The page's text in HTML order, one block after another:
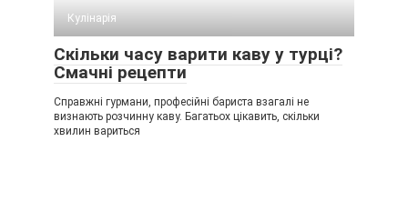
Кулінарія
Скільки часу варити каву у турці?
Смачні рецепти
Справжні гурмани, професійні бариста взагалі не
визнають розчинну каву. Багатьох цікавить, скільки
хвилин вариться